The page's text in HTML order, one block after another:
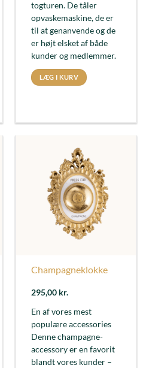
togturen. De tåler
opvaskemaskine, de er
til at genanvende og de
er højt elsket af både
kunder og medlemmer.
LÆG I KURV
Champagneklokke
295,00 kr.
En af vores mest
populære accessories
Denne champagne-
accessory er en favorit
blandt vores kunder –